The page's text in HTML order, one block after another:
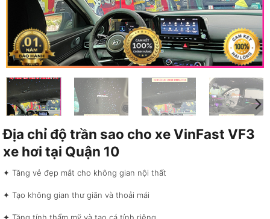
Địa chỉ độ trần sao cho xe VinFast VF3
xe hơi tại Quận 10
✦ Tăng vẻ đẹp mắt cho không gian nội thất
✦ Tạo không gian thư giãn và thoải mái
✦ Tăng tính thẩm mỹ và tạo cá tính riêng